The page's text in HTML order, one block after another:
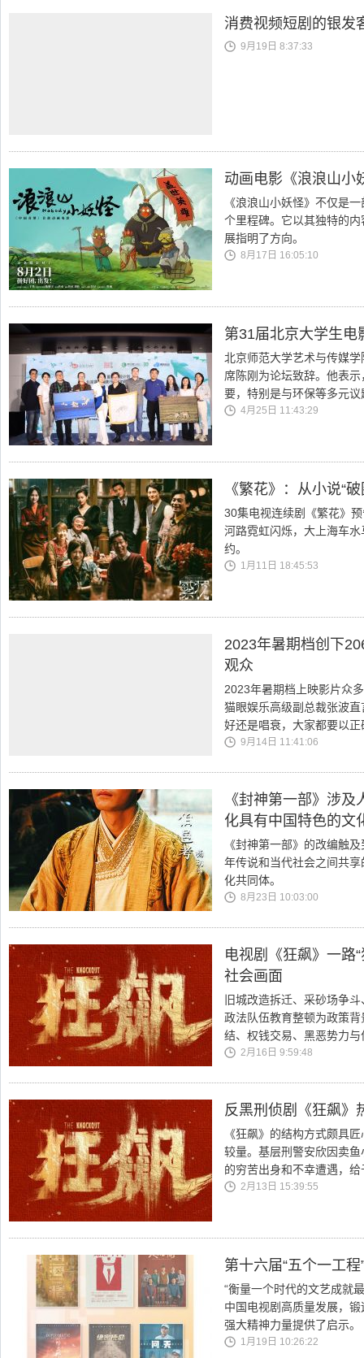
消费视频短剧的银发
9月19日 8:37:33
动画电影《浪浪山小
《浪浪山小妖怪》不仅是
个里程碑。它以其独特的
展指明了方向。
8月17日 16:05:10
第31届北京大学生电
北京师范大学艺术与传媒
席陈刚为论坛致辞。他表
要，特别是与环保等多元
4月25日 11:43:29
《繁花》：从小说“
30集电视连续剧《繁花》
河路霓虹闪烁，大上海车
约。
1月11日 18:45:53
2023年暑期档创下
观众
2023年暑期档上映影片众
猫眼娱乐高级副总裁张波
好还是唱衰，大家都要以
9月14日 11:41:06
《封神第一部》涉
化具有中国特色的文
《封神第一部》的改编触
年传说和当代社会之间共
化共同体。
8月23日 10:03:00
电视剧《狂飙》一路
社会画面
旧城改造拆迁、采砂场争
政法队伍教育整顿为政策
结、权钱交易、黑恶势力
2月16日 9:59:48
反黑刑侦剧《狂飙》
《狂飙》的结构方式颇具
较量。基层刑警安欣因卖
的穷苦出身和不幸遭遇，
2月13日 15:39:55
第十六届“五个一工
“衡量一个时代的文艺成就
中国电视剧高质量发展，
强大精神力量提供了启示。
1月19日 10:26:22